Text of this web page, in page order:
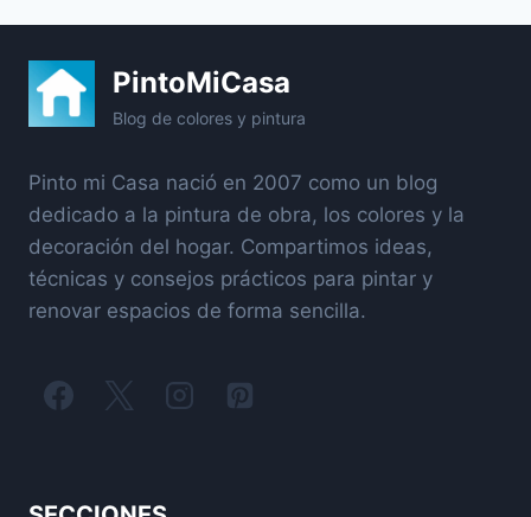
PintoMiCasa
Blog de colores y pintura
Pinto mi Casa nació en 2007 como un blog
dedicado a la pintura de obra, los colores y la
decoración del hogar. Compartimos ideas,
técnicas y consejos prácticos para pintar y
renovar espacios de forma sencilla.